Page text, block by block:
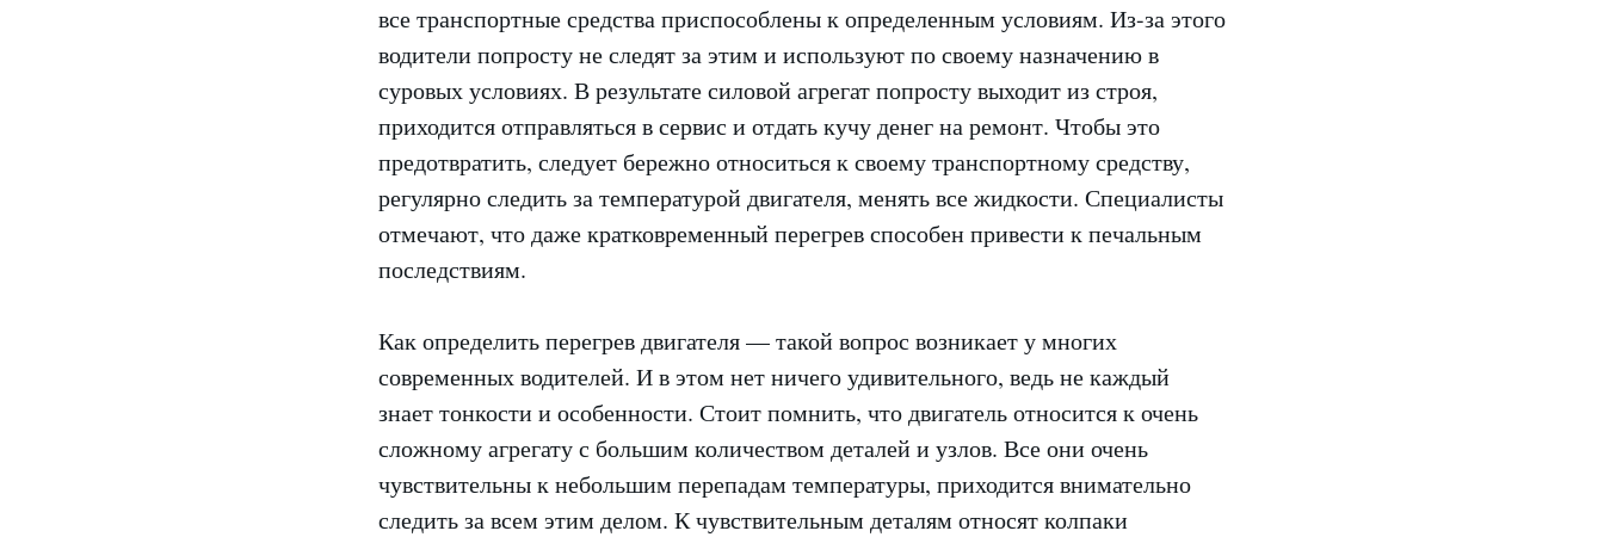
все транспортные средства приспособлены к определенным условиям. Из-за этого
водители попросту не следят за этим и используют по своему назначению в
суровых условиях. В результате силовой агрегат попросту выходит из строя,
приходится отправляться в сервис и отдать кучу денег на ремонт. Чтобы это
предотвратить, следует бережно относиться к своему транспортному средству,
регулярно следить за температурой двигателя, менять все жидкости. Специалисты
отмечают, что даже кратковременный перегрев способен привести к печальным
последствиям.
Как определить перегрев двигателя — такой вопрос возникает у многих
современных водителей. И в этом нет ничего удивительного, ведь не каждый
знает тонкости и особенности. Стоит помнить, что двигатель относится к очень
сложному агрегату с большим количеством деталей и узлов. Все они очень
чувствительны к небольшим перепадам температуры, приходится внимательно
следить за всем этим делом. К чувствительным деталям относят колпаки